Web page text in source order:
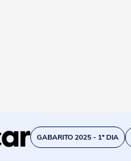
GABARITO 2025 - 1º DIA